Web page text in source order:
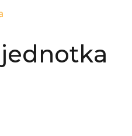
jednotka